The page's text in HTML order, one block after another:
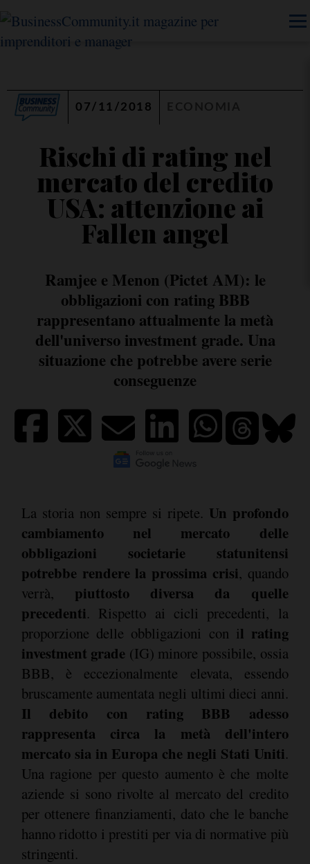
07/11/2018
Rischi di rating nel
mercato del credito
USA: attenzione ai
Fallen angel
Ramjee e Menon (Pictet AM): le
obbligazioni con rating BBB
rappresentano attualmente la metà
dell'universo investment grade. Una
situazione che potrebbe avere serie
conseguenze
La storia non sempre si ripete. Un profondo
cambiamento nel mercato delle
obbligazioni societarie statunitensi
potrebbe rendere la prossima crisi, quando
verrà, piuttosto diversa da quelle
precedenti. Rispetto ai cicli precedenti, la
proporzione delle obbligazioni con il rating
investment grade (IG) minore possibile, ossia
BBB, è eccezionalmente elevata, essendo
bruscamente aumentata negli ultimi dieci anni.
Il debito con rating BBB adesso
rappresenta circa la metà dell'intero
mercato sia in Europa che negli Stati Uniti.
Una ragione per questo aumento è che molte
aziende si sono rivolte al mercato del credito
per ottenere finanziamenti, dato che le banche
hanno ridotto i prestiti per via di normative più
stringenti.